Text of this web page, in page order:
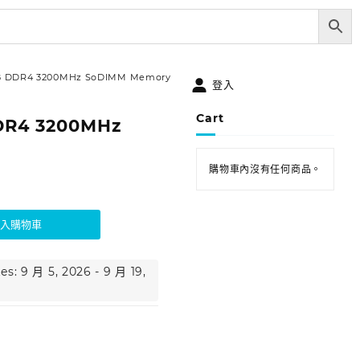
DDR4 3200MHz SoDIMM Memory
3200MHz
購物車
9 月 5, 2026 - 9 月 19,
登入
Cart
購物車內沒有任何商品。